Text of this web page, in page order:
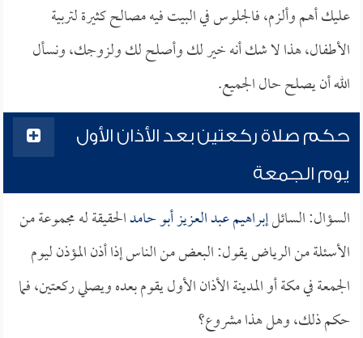
عليك أهم وألزم، فالجلوس في البيت فيه مصالح كثيرة لتربية
الأطفال، هذا لا شك أنه خير لك وأصلح لك ولزوجك، ونسأل
الله أن يصلح حال الجميع.
حكم صلاة ركعتين بعد الأذان الأول
يوم الجمعة
السؤال: السائلإبراهيم عبد العزيز أبو حامدالحقيقة له مجموعة من
الأسئلة من الرياض يقول: البعض من الناس إذا أذن المؤذن ليوم
الجمعة في مكة أو المدينة الأذان الأول يقوم بعده ويصلي ركعتين، فما
حكم ذلك، وهل هذا مشروع؟